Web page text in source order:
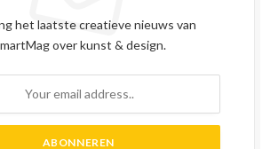
het laatste creatieve nieuws van
over kunst & design.